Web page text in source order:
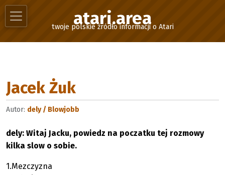
atari.area
twoje polskie źródło informacji o Atari
Jacek Żuk
Autor: dely / Blowjobb
dely: Witaj Jacku, powiedz na poczatku tej rozmowy
kilka slow o sobie.
1.Mezczyzna